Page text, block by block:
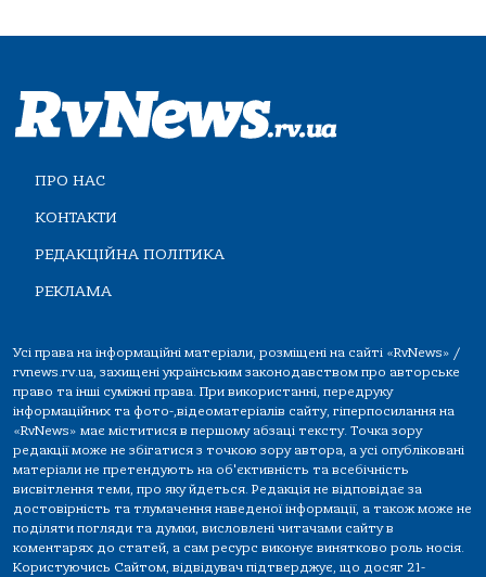
ПРО НАС
КОНТАКТИ
РЕДАКЦІЙНА ПОЛІТИКА
РЕКЛАМА
Усі права на інформаційні матеріали, розміщені на сайті «RvNews» /
rvnews.rv.ua, захищені українським законодавством про авторське
право та інші суміжні права. При використанні, передруку
інформаційних та фото-,відеоматеріалів сайту, гіперпосилання на
«RvNews» має міститися в першому абзаці тексту. Точка зору
редакції може не збігатися з точкою зору автора, а усі опубліковані
матеріали не претендують на об'єктивність та всебічність
висвітлення теми, про яку йдеться. Редакція не відповідає за
достовірність та тлумачення наведеної інформації, а також може не
поділяти погляди та думки, висловлені читачами сайту в
коментарях до статей, а сам ресурс виконує винятково роль носія.
Користуючись Сайтом, відвідувач підтверджує, що досяг 21-